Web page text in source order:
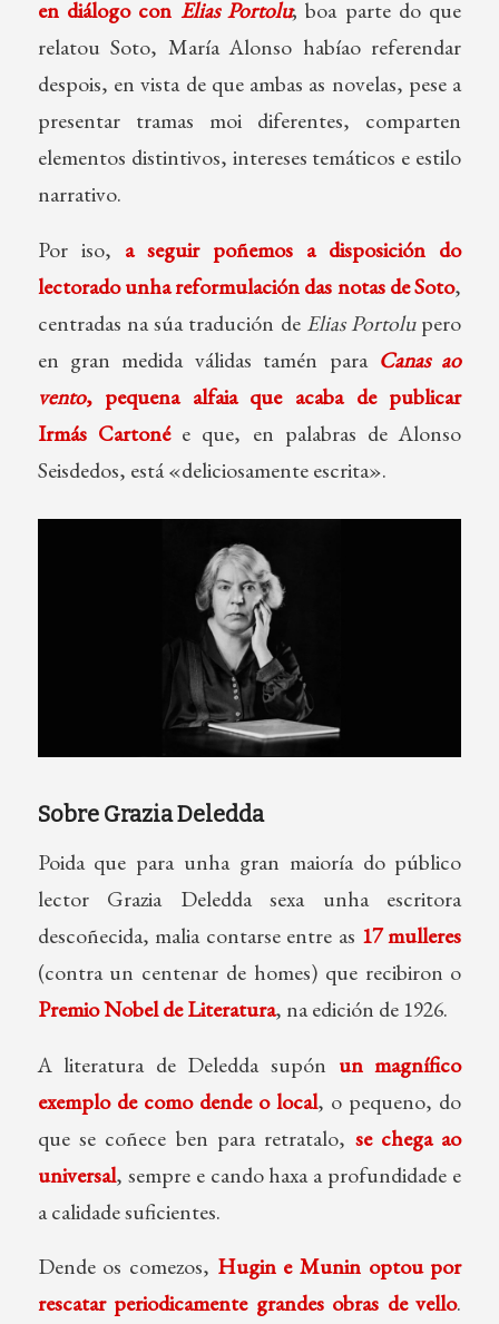
en diálogo con Elias Portolu; boa parte do que
relatou Soto, María Alonso habíao referendar
despois, en vista de que ambas as novelas, pese a
presentar tramas moi diferentes, comparten
elementos distintivos, intereses temáticos e estilo
narrativo.
Por iso, a seguir poñemos a disposición do
lectorado unha reformulación das notas de Soto,
centradas na súa tradución de Elias Portolupero
en gran medida válidas tamén para Canas ao
vento, pequena alfaia que acaba de publicar
Irmás Cartonée que, en palabras de Alonso
Seisdedos, está «deliciosamente escrita».
Sobre Grazia Deledda
Poida que para unha gran maioría do público
lector Grazia Deledda sexa unha escritora
descoñecida, malia contarse entre as 17 mulleres
(contra un centenar de homes) que recibiron o
Premio Nobel de Literatura, na edición de 1926.
A literatura de Deledda supón un magnífico
exemplo de como dende o local, o pequeno, do
que se coñece ben para retratalo, se chega ao
universal, sempre e cando haxa a profundidade e
a calidade suficientes.
Dende os comezos, Hugin e Munin optou por
rescatar periodicamente grandes obras de vello.